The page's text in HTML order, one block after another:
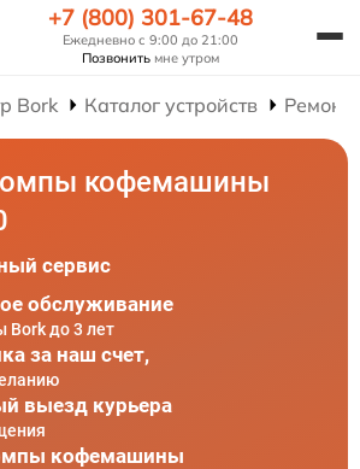
+7 (800) 301-67-48
Ежедневно с 9:00 до 21:00
Позвонить мне утром
Bork Каталог устройств
кофемашины
сервис
обслуживание
до 3 лет
за наш счет,
выезд курьера
кофемашины